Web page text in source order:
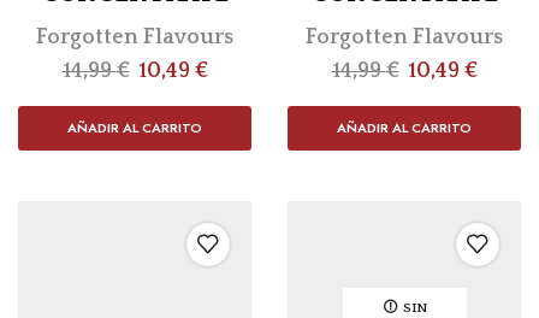
Forgotten Flavours
14,99€ 10,49 €
AÑADIR AL CARRITO
Forgotten Flavours
14,99€ 10,49 €
AÑADIR AL CARRITO
SIN